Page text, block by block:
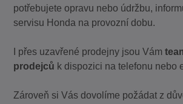
potřebujete opravu nebo údržbu,
servisu Honda na provozní dobu.
I přes uzavřené prodejny jsou Vám
prodejců k dispozici na telefonu nebo
Zároveň si Vás dovolíme požádat z